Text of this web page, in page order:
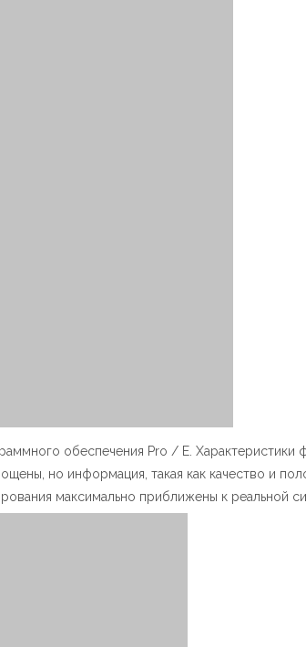
обеспечения Pro / E. Характеристики
но информация, такая как качество и
максимально приближены к реальной